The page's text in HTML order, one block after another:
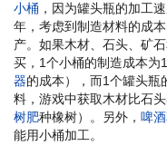
小桶 ，因为罐头瓶的加工
年，考虑到制造材料的成
产。如果木材、石头、矿
买，1个小桶的制造成本为
器的成本），而1个罐头瓶
料，游戏中获取木材比石
树肥种橡树）。另外， 啤
能用小桶加工。